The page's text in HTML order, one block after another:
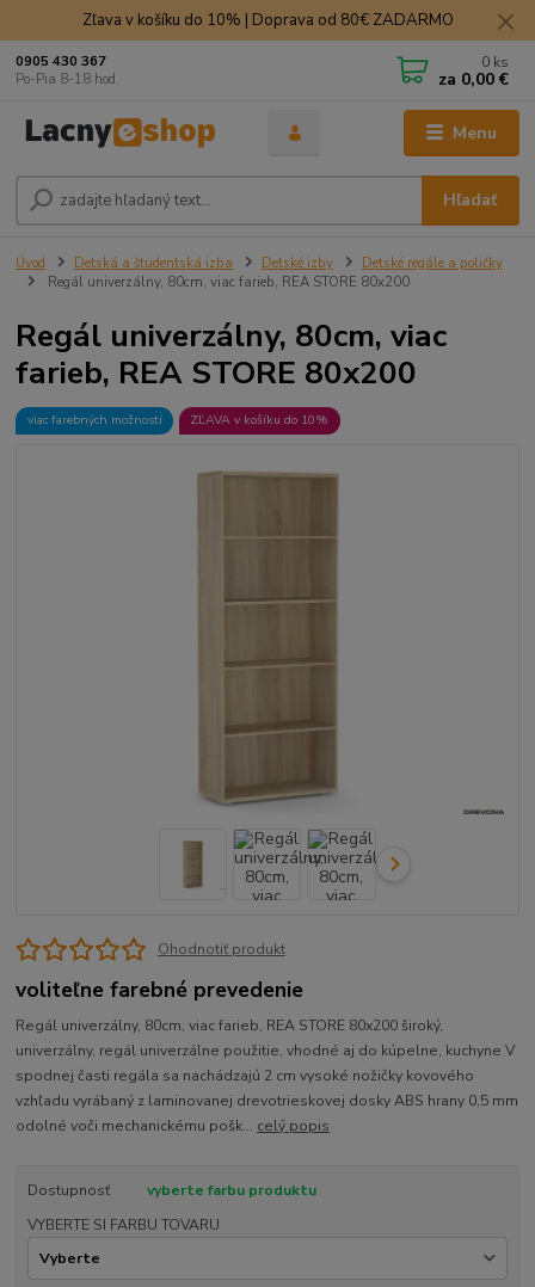
Zľava v košíku do 10% | Doprava od 80€ ZADARMO
Menu
Hľadať
0905 430 367
Po-Pia 8-18 hod.
0 ks
za 0,00 €
Úvod Detská a študentská izba Detské izby
Detské regále a poličky
Regál univerzálny, 80cm, viac farieb, REA STORE 80x200
Regál univerzálny, 80cm, viac
farieb, REA STORE 80x200
viac farebných možností ZĽAVA v košíku do 10%
Ohodnotiť produkt
voliteľne farebné prevedenie
Regál univerzálny, 80cm, viac farieb, REA STORE 80x200 široký,
univerzálny, regál univerzálne použitie, vhodné aj do kúpelne, kuchyne V
spodnej časti regála sa nachádzajú 2 cm vysoké nožičky kovového
vzhľadu vyrábaný z laminovanej drevotrieskovej dosky ABS hrany 0,5 mm
odolné voči mechanickému pošk... celý popis
Dostupnosť
vyberte farbu produktu
VYBERTE SI FARBU TOVARU